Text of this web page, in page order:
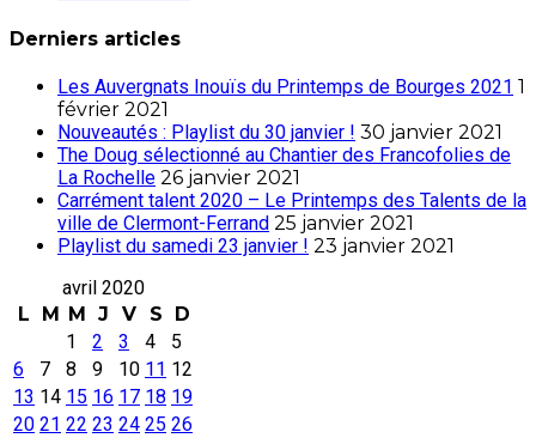
Derniers articles
Les Auvergnats Inouïs du Printemps de Bourges 2021 1
février 2021
Nouveautés : Playlist du 30 janvier ! 30 janvier 2021
The Doug sélectionné au Chantier des Francofolies de
La Rochelle 26 janvier 2021
Carrément talent 2020 – Le Printemps des Talents de la
ville de Clermont-Ferrand 25 janvier 2021
Playlist du samedi 23 janvier ! 23 janvier 2021
avril 2020
L
M M J V S
D
1
2 3 4
5
6
7 8 9 10 11 12
13 14 15 16 17 18 19
20 21 22 23 24 25 26